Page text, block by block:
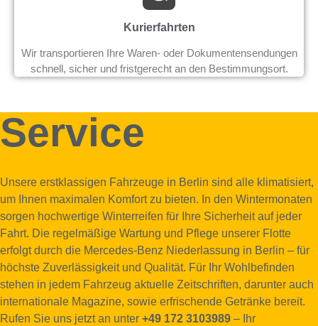
Kurierfahrten
Wir transportieren Ihre Waren- oder Dokumentensendungen
schnell, sicher und fristgerecht an den Bestimmungsort.
Service
Unsere erstklassigen Fahrzeuge in Berlin sind alle klimatisiert,
um Ihnen maximalen Komfort zu bieten. In den Wintermonaten
sorgen hochwertige Winterreifen für Ihre Sicherheit auf jeder
Fahrt. Die regelmäßige Wartung und Pflege unserer Flotte
erfolgt durch die Mercedes-Benz Niederlassung in Berlin – für
höchste Zuverlässigkeit und Qualität. Für Ihr Wohlbefinden
stehen in jedem Fahrzeug aktuelle Zeitschriften, darunter auch
internationale Magazine, sowie erfrischende Getränke bereit.
Rufen Sie uns jetzt an unter +49 172 3103989 – Ihr